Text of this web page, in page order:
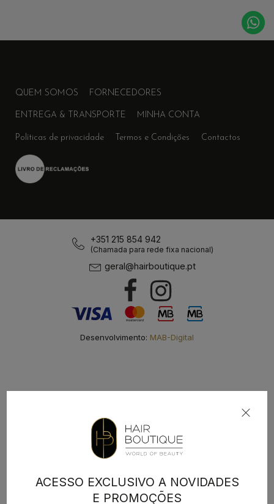
QUEM SOMOS FORNECEDORES
ENTREGA & TRANSPORTE MINHA CONTA
Políticas de privacidade Termos e Condições Contactos
+351 215 854 942
(Chamada para rede fixa nacional)
geral@hairboutique.pt
Desenvolvimento: MAB-Digital
ACESSO EXCLUSIVO A NOVIDADES
E PROMOÇÕES